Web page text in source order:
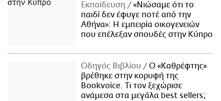
Εκπαίδευση
«Νιώσαμε ότι το
παιδί δεν έφυγε ποτέ από την
Αθήνα»: Η εμπειρία οικογενειών
που επέλεξαν σπουδές στην Κύπρο
Οδηγός Βιβλίου
Ο «Καθρέφτης»
βρέθηκε στην κορυφή της
Bookvoice. Τι τον ξεχώρισε
ανάμεσα στα μεγάλα best sellers;